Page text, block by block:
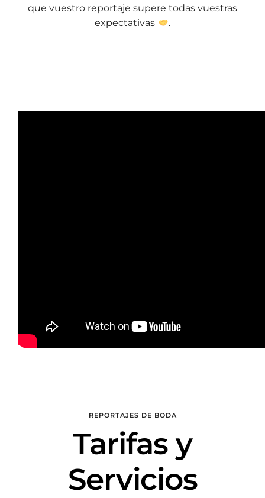
que vuestro reportaje supere todas vuestras
expectativas
.
REPORTAJES DE BODA
Tarifas y
Servicios